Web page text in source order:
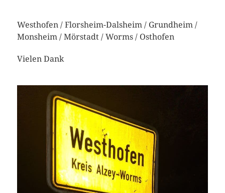
Westhofen / Florsheim-Dalsheim / Grundheim /
Monsheim / Mörstadt / Worms / Osthofen
Vielen Dank